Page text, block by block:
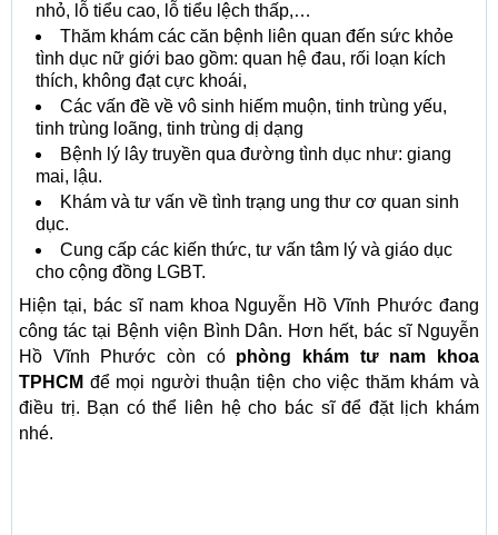
nhỏ, lỗ tiểu cao, lỗ tiểu lệch thấp,…
Thăm khám các căn bệnh liên quan đến sức khỏe
tình dục nữ giới bao gồm: quan hệ đau, rối loạn kích
thích, không đạt cực khoái,
Các vấn đề về vô sinh hiếm muộn, tinh trùng yếu,
tinh trùng loãng, tinh trùng dị dạng
Bệnh lý lây truyền qua đường tình dục như: giang
mai, lậu.
Khám và tư vấn về tình trạng ung thư cơ quan sinh
dục.
Cung cấp các kiến thức, tư vấn tâm lý và giáo dục
cho cộng đồng LGBT.
Hiện tại, bác sĩ nam khoa Nguyễn Hồ Vĩnh Phước đang
công tác tại Bệnh viện Bình Dân. Hơn hết, bác sĩ Nguyễn
Hồ Vĩnh Phước còn có phòng khám tư nam khoa
TPHCM để mọi người thuận tiện cho việc thăm khám và
điều trị. Bạn có thể liên hệ cho bác sĩ để đặt lịch khám
nhé.